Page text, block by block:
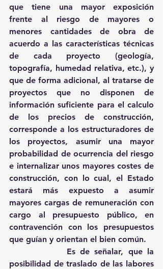
que tiene una mayor exposición
frente al riesgo de mayores o
menores cantidades de obra de
acuerdo a las características técnicas
de cada proyecto (geología,
topografía, humedad relativa, etc.), y
que de forma adicional, al tratarse de
proyectos que no disponen de
información suficiente para el calculo
de los precios de construcción,
corresponde a los estructuradores de
los proyectos, asumir una mayor
probabilidad de ocurrencia del riesgo
e internalizar unos mayores costes de
construcción, con lo cual, el Estado
estará más expuesto a asumir
mayores cargas de remuneración con
cargo al presupuesto público, en
contravención con los presupuestos
posibilidad de traslado de las labores